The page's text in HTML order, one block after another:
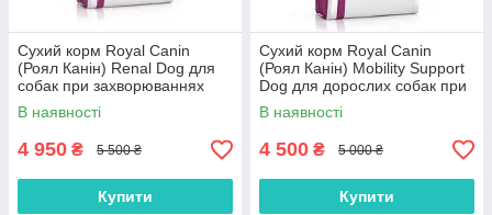
Сухий корм Royal Canin
(Роял Канін) Renal Dog для
собак при захворюваннях
нирок 14 кг
В наявності
4 950 ₴ 5 500 ₴
Купити
Сухий корм Royal Canin
(Роял Канін) Mobility Support
Dog для дорослих собак при
захворюваннях опорно-
рухового апарату 12 кг
В наявності
4 500 ₴ 5 000 ₴
Купити